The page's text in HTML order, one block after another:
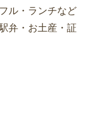
ル・ランチなど
弁・お土産・証